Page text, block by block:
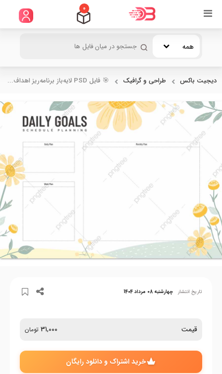
0
همه
دیجیت باکس طراحی و گرافیک 🎯 فایل PSD لایه‌باز برنامه‌ریز اهداف...
تاریخ انتشار چهارشنبه 08 مرداد 1404
قیمت 31,000 تومان
خرید اشتراک و دانلود رایگان